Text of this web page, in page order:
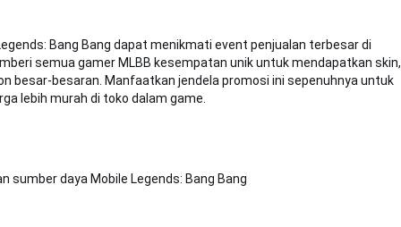
Bang Bang dapat menikmati event penjualan terbesar di
semua gamer MLBB kesempatan unik untuk mendapatkan skin,
besar-besaran. Manfaatkan jendela promosi ini sepenuhnya untuk
lebih murah di toko dalam game.
sumber daya Mobile Legends: Bang Bang